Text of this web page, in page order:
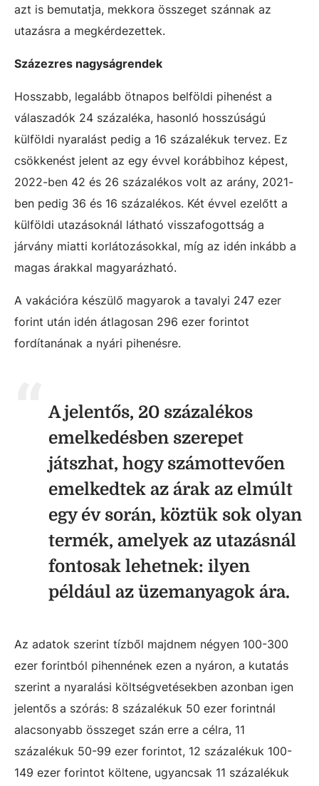
azt is bemutatja, mekkora összeget szánnak az
utazásra a megkérdezettek.
Százezres nagyságrendek
Hosszabb, legalább ötnapos belföldi pihenést a
válaszadók 24 százaléka, hasonló hosszúságú
külföldi nyaralást pedig a 16 százalékuk tervez. Ez
csökkenést jelent az egy évvel korábbihoz képest,
2022-ben 42 és 26 százalékos volt az arány, 2021-
ben pedig 36 és 16 százalékos. Két évvel ezelőtt a
külföldi utazásoknál látható visszafogottság a
járvány miatti korlátozásokkal, míg az idén inkább a
magas árakkal magyarázható.
A vakációra készülő magyarok a tavalyi 247 ezer
forint után idén átlagosan 296 ezer forintot
fordítanának a nyári pihenésre.
A jelentős, 20 százalékos
emelkedésben szerepet
játszhat, hogy számottevően
emelkedtek az árak az elmúlt
egy év során, köztük sok olyan
termék, amelyek az utazásnál
fontosak lehetnek: ilyen
például az üzemanyagok ára.
Az adatok szerint tízből majdnem négyen 100-300
ezer forintból pihennének ezen a nyáron, a kutatás
szerint a nyaralási költségvetésekben azonban igen
jelentős a szórás: 8 százalékuk 50 ezer forintnál
alacsonyabb összeget szán erre a célra, 11
százalékuk 50-99 ezer forintot, 12 százalékuk 100-
149 ezer forintot költene, ugyancsak 11 százalékuk